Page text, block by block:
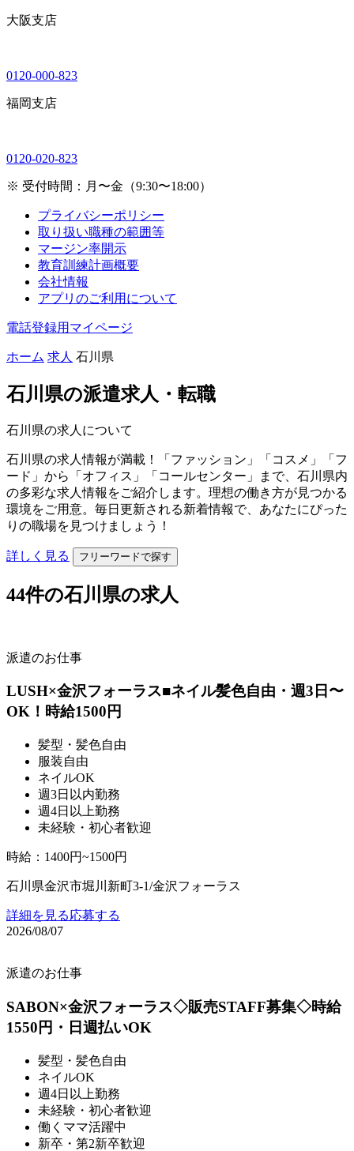
大阪支店
0120-000-823
福岡支店
0120-020-823
※ 受付時間：月〜金（9:30〜18:00）
プライバシーポリシー
取り扱い職種の範囲等
マージン率開示
教育訓練計画概要
会社情報
アプリのご利用について
電話登録用マイページ
ホーム 求人 石川県
石川県の派遣求人・転職
石川県の求人について
石川県の求人情報が満載！「ファッション」「コスメ」「フ
ード」から「オフィス」「コールセンター」まで、石川県内
の多彩な求人情報をご紹介します。理想の働き方が見つかる
環境をご用意。毎日更新される新着情報で、あなたにぴった
りの職場を見つけましょう！
詳しく見る フリーワードで探す
44件の石川県の求人
派遣のお仕事
LUSH×金沢フォーラス■ネイル髪色自由・週3日〜
OK！時給1500円
髪型・髪色自由
服装自由
ネイルOK
週3日以内勤務
週4日以上勤務
未経験・初心者歓迎
時給 ： 1400円~1500円
石川県金沢市堀川新町3-1/金沢フォーラス
詳細を見る応募する
2026/08/07
派遣のお仕事
SABON×金沢フォーラス◇販売STAFF募集◇時給
1550円・日週払いOK
髪型・髪色自由
ネイルOK
週4日以上勤務
未経験・初心者歓迎
働くママ活躍中
新卒・第2新卒歓迎